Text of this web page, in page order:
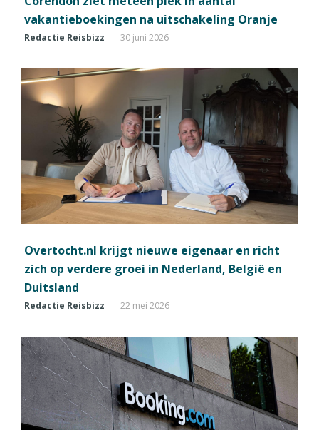
vakantieboekingen na uitschakeling Oranje
Redactie Reisbizz 30 juni 2026
Overtocht.nl krijgt nieuwe eigenaar en richt
zich op verdere groei in Nederland, België en
Duitsland
Redactie Reisbizz 22 mei 2026